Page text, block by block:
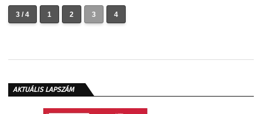
3 / 4 1 2 3 4
AKTUÁLIS LAPSZÁM